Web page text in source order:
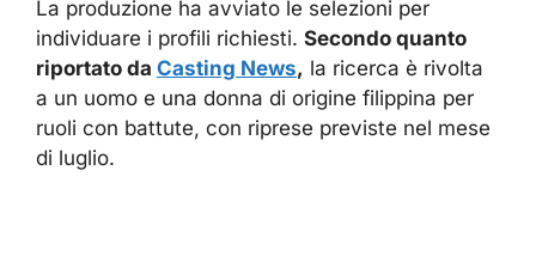
La produzione ha avviato le selezioni per
individuare i profili richiesti. Secondo quanto
riportato da Casting News, la ricerca è rivolta
a un uomo e una donna di origine filippina per
ruoli con battute, con riprese previste nel mese
di luglio.